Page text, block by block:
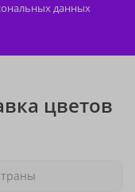
данных
цветов